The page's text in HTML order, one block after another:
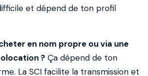
et dépend de ton profil
en nom propre ou via une
? Ça dépend de ton
La SCI facilite la transmission et